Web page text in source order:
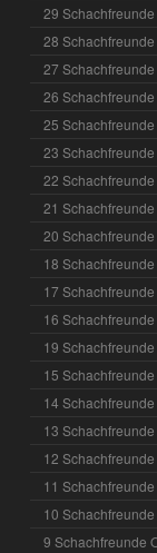
29
28
27
26
25
23
22
21
20
18
17
16
19
15
14
13
12
11
10
9 Schachfreunde